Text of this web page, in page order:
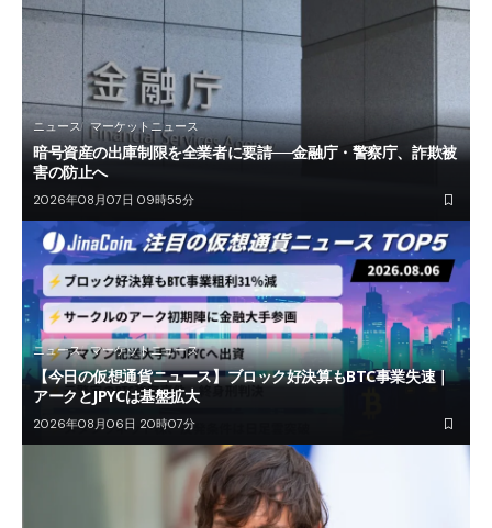
ニュース マーケットニュース
暗号資産の出庫制限を全業者に要請──金融庁・警察庁、詐欺被
害の防止へ
2026年08月07日 09時55分
ニュース マーケットニュース
【今日の仮想通貨ニュース】ブロック好決算もBTC事業失速｜
アークとJPYCは基盤拡大
2026年08月06日 20時07分